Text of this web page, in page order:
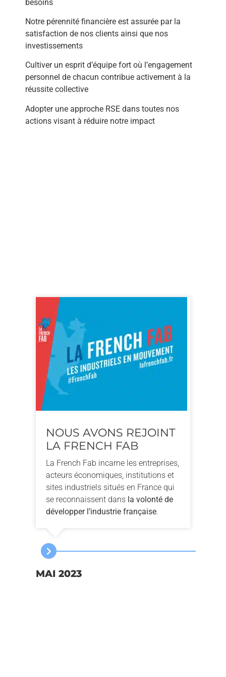
besoins
Notre pérennité financière est assurée par la
satisfaction de nos clients ainsi que nos
investissements
Cultiver un esprit d’équipe fort où l’engagement
personnel de chacun contribue activement à la
réussite collective
Adopter une approche RSE dans toutes nos
actions visant à réduire notre impact
NOUS AVONS REJOINT
LA FRENCH FAB
La French Fab incarne les entreprises,
acteurs économiques, institutions et
sites industriels situés en France qui
se reconnaissent dans la volonté de
développer l’industrie française.
MAI 2023